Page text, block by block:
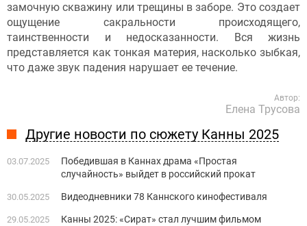
замочную скважину или трещины в заборе. Это создает
ощущение сакральности происходящего,
таинственности и недосказанности. Вся жизнь
представляется как тонкая материя, насколько зыбкая,
что даже звук падения нарушает ее течение.
Автор:
Елена Трусова
Другие новости по сюжету Канны 2025
03.07.2025
Победившая в Каннах драма «Простая
случайность» выйдет в российский прокат
30.05.2025 Видеодневники 78 Каннского кинофестиваля
29.05.2025
Канны 2025: «Сират» стал лучшим фильмом